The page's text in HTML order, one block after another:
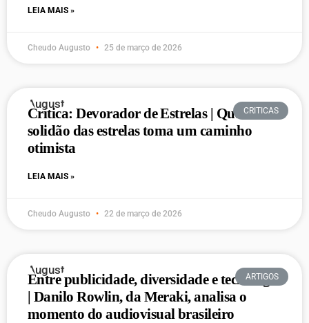
LEIA MAIS »
Cheudo Augusto 25 de março de 2026
CRITICAS
Crítica: Devorador de Estrelas | Quando a
solidão das estrelas toma um caminho
otimista
LEIA MAIS »
Cheudo Augusto 22 de março de 2026
ARTIGOS
Entre publicidade, diversidade e tecnologia
| Danilo Rowlin, da Meraki, analisa o
momento do audiovisual brasileiro